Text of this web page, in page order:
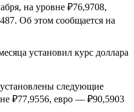
на уровне ₽76,9708,
Об этом сообщается на
установил курс доллара
следующие
₽77,9556, евро — ₽90,5903